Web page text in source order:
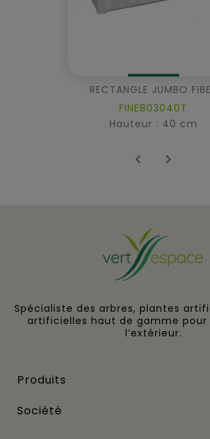
RECTANGLE JUMBO
FINE803040T
Hauteur : 40 cm
 
Spécialiste des arbres, plantes
artificielles haut de gamme pour
l’extérieur.
Produits
Société